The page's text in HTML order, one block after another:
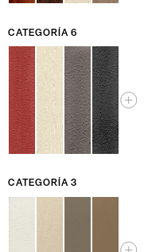
CATEGORÍA 6
CATEGORÍA 3